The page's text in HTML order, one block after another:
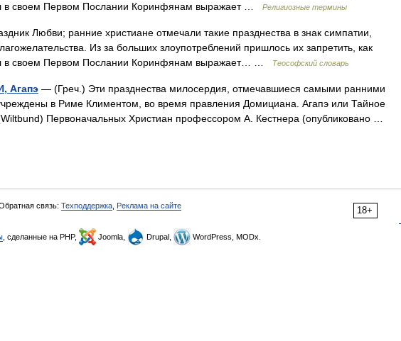
в своем Первом Послании Коринфянам выражает …
Религиозные термины
Любви; ранние христиане отмечали такие празднества в знак симпатии,
Из за больших злоупотреблений пришлось их запретить, как
в своем Первом Послании Коринфянам выражает… …
Теософский словарь
Агапэ — (Греч.) Эти празднества милосердия, отмечавшиеся самыми ранними
в Риме Климентом, во время правления Домициана. Агапэ или Тайное
Первоначальных Христиан профессором А. Кестнера (опубликовано …
18+
связь: Техподдержка Реклама на сайте
, сделанные на PHP, Joomla, Drupal, WordPress, MODx.